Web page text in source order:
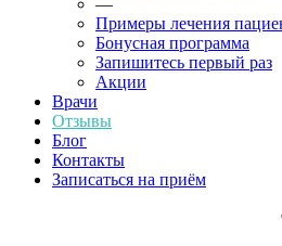
—
Примеры лечения
Бонусная программа
Запишитесь первый раз
Акции
Врачи
Отзывы
Блог
Контакты
Записаться на приём